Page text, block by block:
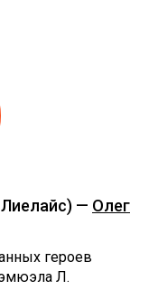
— Олег
героев
Л.